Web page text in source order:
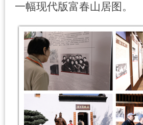
一幅现代版富春山居图。